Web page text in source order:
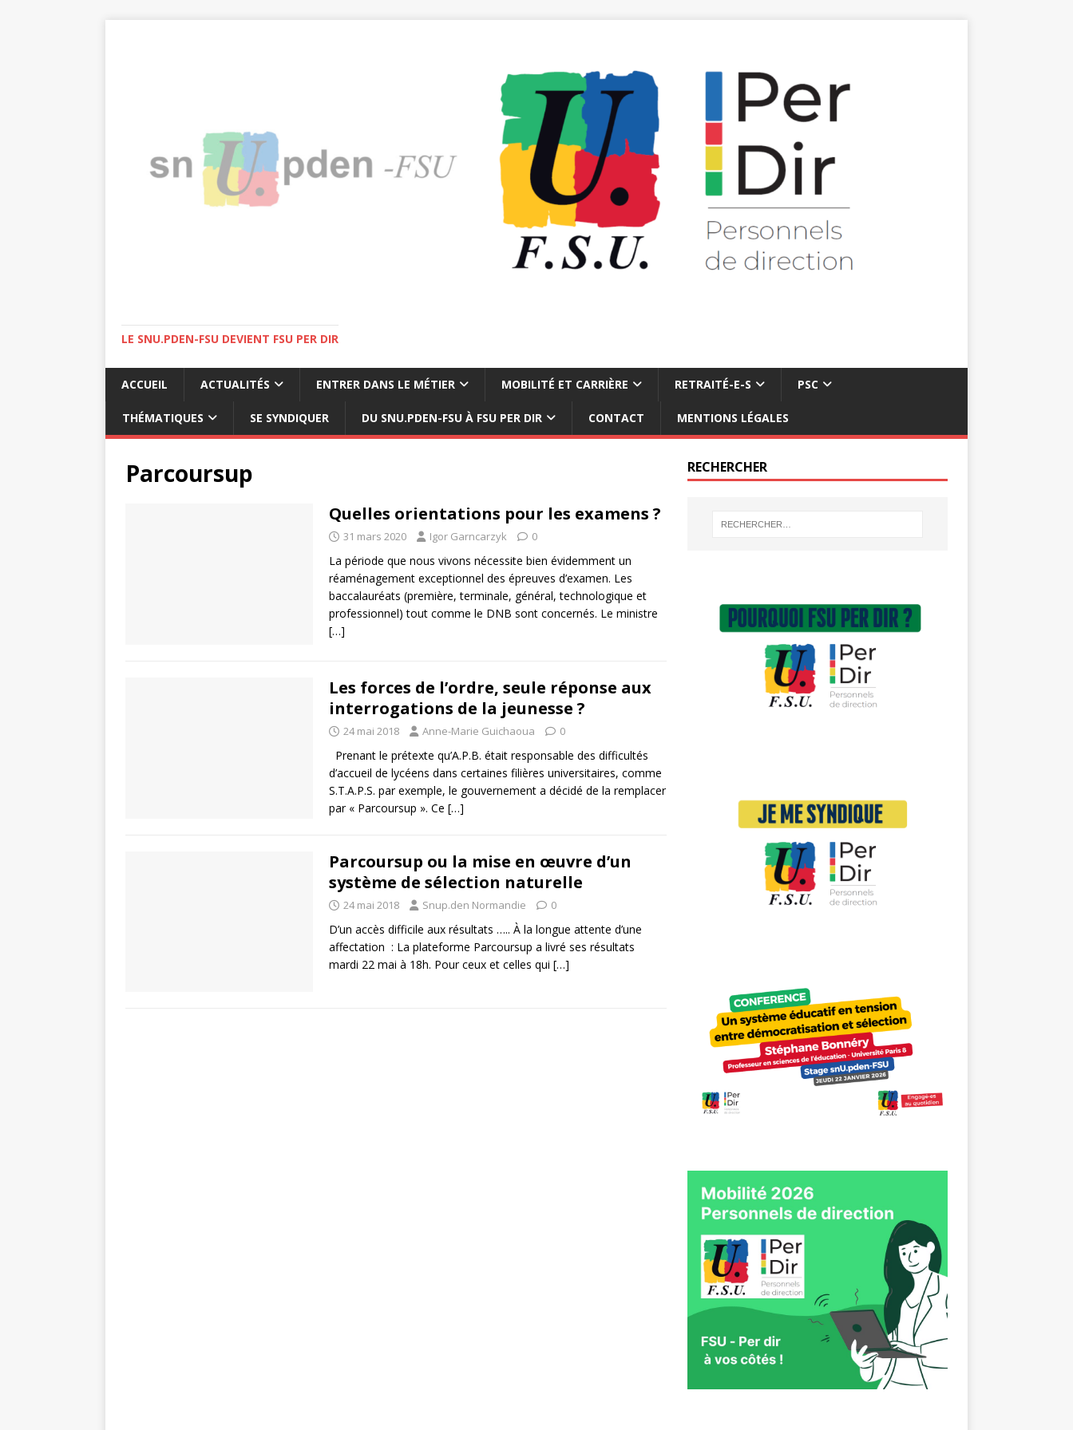
LE SNU.PDEN-FSU DEVIENT FSU PER DIR
ACCUEIL ACTUALITÉS ENTRER DANS LE MÉTIER MOBILITÉ ET CARRIÈRE RETRAITÉ-E-S PSC
THÉMATIQUES SE SYNDIQUER DU SNU.PDEN-FSU À FSU PER DIR CONTACT MENTIONS LÉGALES
Parcoursup
Quelles orientations pour les examens ?
31 mars 2020 Igor Garncarzyk 0
La période que nous vivons nécessite bien évidemment un
réaménagement exceptionnel des épreuves d’examen. Les
baccalauréats (première, terminale, général, technologique et
professionnel) tout comme le DNB sont concernés. Le ministre
[…]
Les forces de l’ordre, seule réponse aux
interrogations de la jeunesse ?
24 mai 2018 Anne-Marie Guichaoua 0
Prenant le prétexte qu’A.P.B. était responsable des difficultés
d’accueil de lycéens dans certaines filières universitaires, comme
S.T.A.P.S. par exemple, le gouvernement a décidé de la remplacer
par « Parcoursup ». Ce […]
Parcoursup ou la mise en œuvre d’un
système de sélection naturelle
24 mai 2018 Snup.den Normandie 0
D’un accès difficile aux résultats ….. À la longue attente d’une
affectation : La plateforme Parcoursup a livré ses résultats
mardi 22 mai à 18h. Pour ceux et celles qui […]
RECHERCHER